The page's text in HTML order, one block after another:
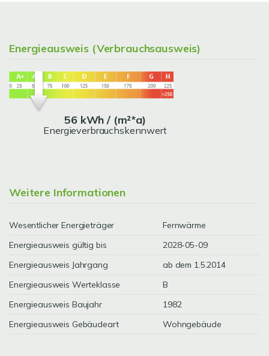
Energieausweis (Verbrauchsausweis)
56 kWh / (m²*a)
Energieverbrauchskennwert
Weitere Informationen
Wesentlicher Energieträger
Fernwärme
Energieausweis gültig bis
2028-05-09
Energieausweis Jahrgang
ab dem 1.5.2014
Energieausweis Werteklasse
B
Energieausweis Baujahr
1982
Energieausweis Gebäudeart
Wohngebäude